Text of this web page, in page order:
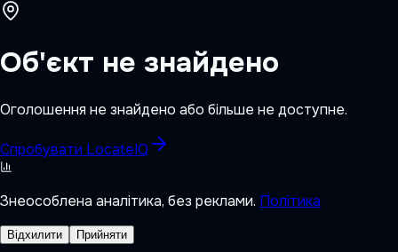
Об'єкт не знайдено
Оголошення не знайдено або більше не доступне.
Спробувати LocateIQ
Знеособлена аналітика, без реклами. Політика
Відхилити Прийняти